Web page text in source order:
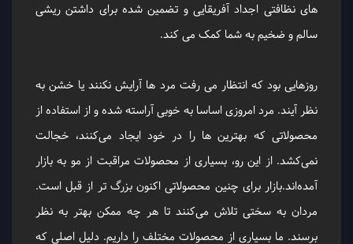
های نظافتی اجداد آفریقایی و تضمین شده برای داشتن ریشی
سالم و ضخیم به شما کمک می کند.
روزهایی بود که انتظار می ‌رفت مرد ها آرایش نکنند یا خشن به
نظر آیند. مرد امروزی اساسا به خوبی آراسته شده و از استفاده از
محصولاتی که بهترین ‌ها را در خود ایجاد می‌کنند، خجالت
نمی‌کشد. از این رو، بسیاری از محصولات مراقبت از مو به بازار
آمده‌اند.بازار برای چنین محصولاتی اکنون بزرگ ‌تر از قبل است.
مردان به سختی تلاش می‌کنند تا هر چه ممکن بهتر به نظر
برسند. ما بسیاری از محصولات مختلف را داریم. دلیل اصلی که